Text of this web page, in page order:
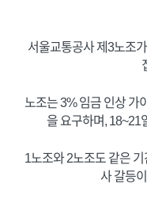
서울교통공사 제3노조
노조는 3% 임금 인상 가
을 요구하며, 18~21
1노조와 2노조도 같은
사 갈등